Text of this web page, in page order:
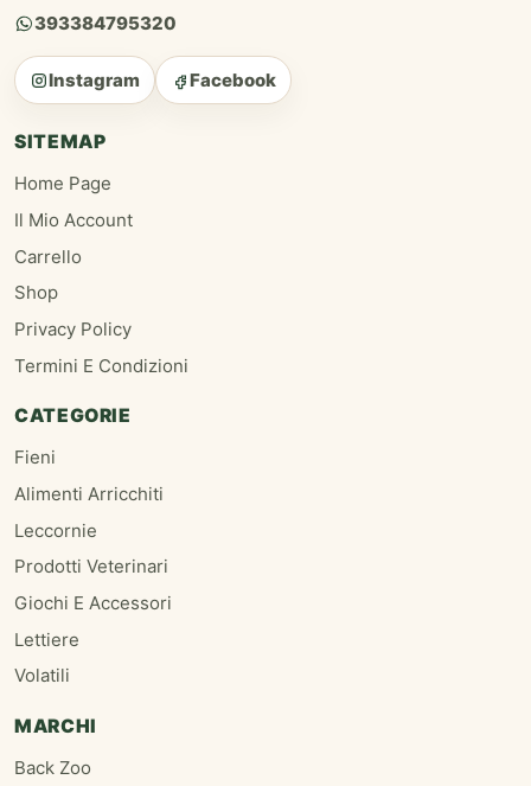
393384795320
Instagram Facebook
SITEMAP
Home Page
Il Mio Account
Carrello
Shop
Privacy Policy
Termini E Condizioni
CATEGORIE
Fieni
Alimenti Arricchiti
Leccornie
Prodotti Veterinari
Giochi E Accessori
Lettiere
Volatili
MARCHI
Back Zoo